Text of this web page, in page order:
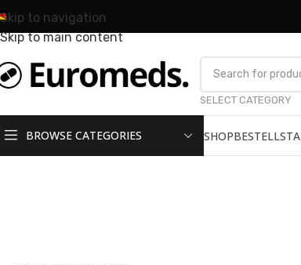
Skip to navigation
Skip to main content
SELECT CATEGORY
BROWSE CATEGORIES SHOP